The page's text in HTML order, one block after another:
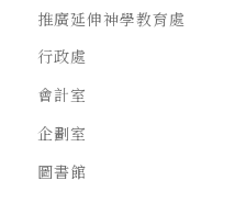
推廣延伸神學教育處
行政處
會計室
企劃室
圖書館